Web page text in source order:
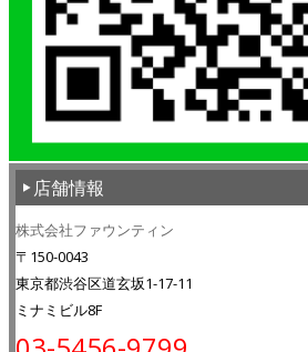
店舗情報
株式会社ファウンティン
〒150-0043
東京都渋谷区道玄坂1-17-11
ミナミビル8F